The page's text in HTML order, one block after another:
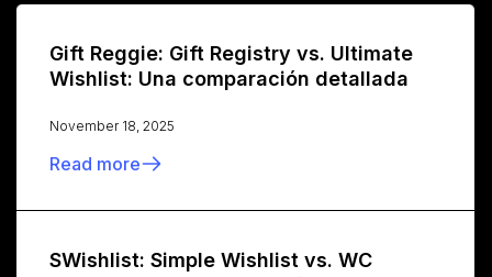
Gift Reggie: Gift Registry vs. Ultimate
Wishlist: Una comparación detallada
November 18, 2025
Read more
SWishlist: Simple Wishlist vs. WC